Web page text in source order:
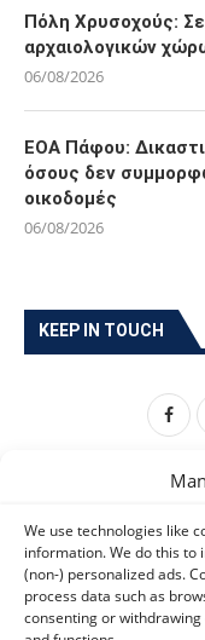
We use technologies like
information. We do this to
(non-) personalized ads.
process data such as
consenting or
Οι χρήστες Mac
κυβερνοαπειλές
Πόλη Χρυσοχούς:
αρχαιολογικών
ΕΟΑ Πάφου:
όσους δεν